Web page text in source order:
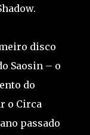
disco
Saosin – o
do
o Circa
passado